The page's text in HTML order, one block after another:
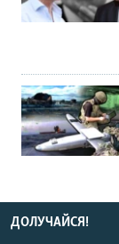
ДОЛУЧАЙСЯ!